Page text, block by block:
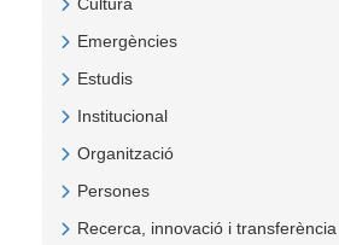
Emergències
Estudis
Institucional
Organització
Persones
Recerca, innovació i transferència